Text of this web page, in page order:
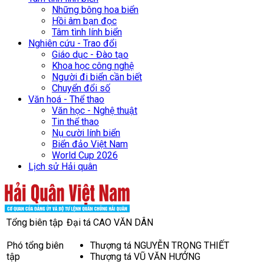
Những bông hoa biển
Hồi âm bạn đọc
Tâm tình lính biển
Nghiên cứu - Trao đổi
Giáo dục - Đào tạo
Khoa học công nghệ
Người đi biển cần biết
Chuyển đổi số
Văn hoá - Thể thao
Văn học - Nghệ thuật
Tin thể thao
Nụ cười lính biển
Biển đảo Việt Nam
World Cup 2026
Lịch sử Hải quân
Tổng biên tập Đại tá CAO VĂN DÂN
Phó tổng biên
tập
Thượng tá NGUYỄN TRỌNG THIẾT
Thượng tá VŨ VĂN HƯỞNG